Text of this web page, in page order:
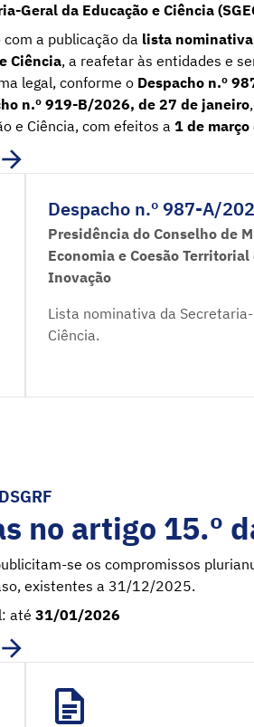
Geral da Educação e Ciência
a publicação da lista
Ciência, a reafetar às entidades e
legal, conforme o Despacho n.º
n.º 919-B/2026, de 27 de janeiro
e Ciência, com efeitos a 1 de
Despacho n.º 987-A/
Presidência do Conselho de
Economia e Coesão
Inovação
Lista nominativa da
Ciência.
DSGRF
no artigo 15.º
se os compromissos
existentes a 31/12/2025.
até 31/01/2026